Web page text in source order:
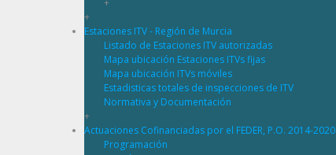
+
+
Estaciones ITV - Región de Murcia
Listado de Estaciones ITV autorizadas
Mapa ubicación Estaciones ITVs fijas
Mapa ubicación ITVs móviles
Estadisticas totales de inspecciones de ITV
Normativa y Documentación
+
Actuaciones Cofinanciadas por el FEDER, P.O. 2014-2020
Programación